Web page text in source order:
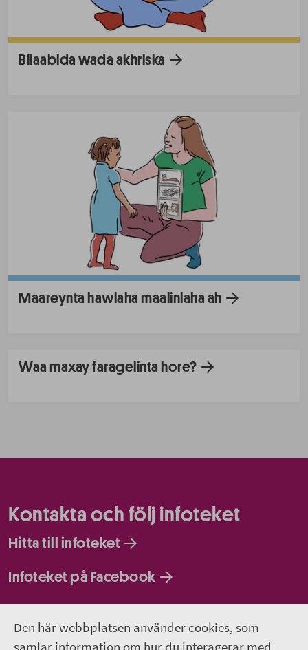
Den här webbplatsen använder cookies, som
samlar information om hur du interagerar med
Bilaabida wada akhriska
Maareynta hawlaha maalinlaha ah
Waa maxay faragelinta hore?
Kontakta och följ infoteket
Hitta till infoteket
Infoteket på Facebook
Infoteket Play - vår egen filmkanal